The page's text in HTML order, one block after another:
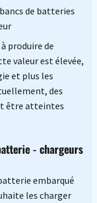
de batteries
produire de
valeur est élevée,
et plus les
des
être atteintes
- chargeurs
embarqué
les charger